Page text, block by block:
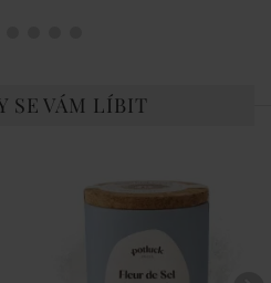
SE VÁM LÍBIT